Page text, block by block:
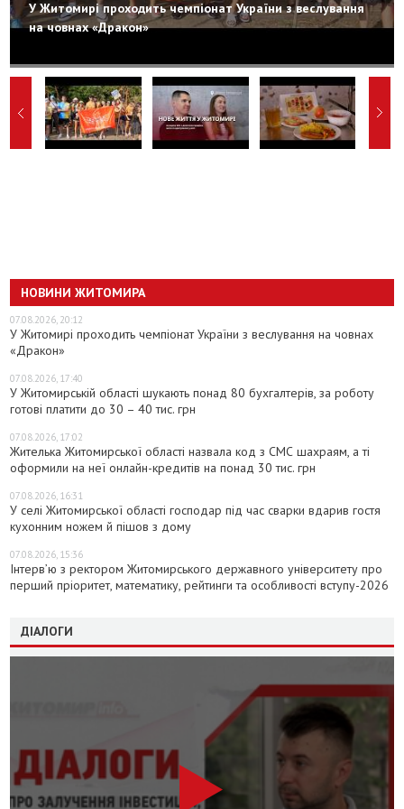
У Житомирі проходить чемпіонат України з веслування
на човнах «Дракон»
НОВИНИ ЖИТОМИРА
07.08.2026, 20:12
У Житомирі проходить чемпіонат України з веслування на човнах
«Дракон»
07.08.2026, 17:40
У Житомирській області шукають понад 80 бухгалтерів, за роботу
готові платити до 30 – 40 тис. грн
07.08.2026, 17:02
Жителька Житомирської області назвала код з СМС шахраям, а ті
оформили на неї онлайн-кредитів на понад 30 тис. грн
07.08.2026, 16:31
У селі Житомирської області господар під час сварки вдарив гостя
кухонним ножем й пішов з дому
07.08.2026, 15:36
Інтерв’ю з ректором Житомирського державного університету про
перший пріоритет, математику, рейтинги та особливості вступу-2026
ДІАЛОГИ